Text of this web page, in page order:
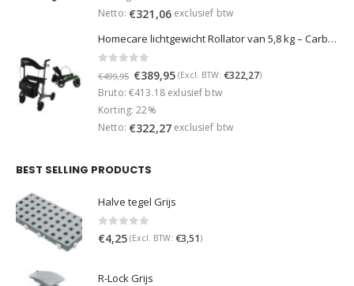
€449,95. €349,95.
Netto: €321,06exclusief btw
Homecare lichtgewicht Rollator van 5,8 kg – Carbon rollator tot 150 kg draaggewicht – Dubbel opvouwbaar en inclusief reistas - Groen
out of 5
€499,95 Oorspronkelijke
prijs
was:
€499,95.
€389,95Huidige
prijs
€389,95.
(Excl. BTW: €322,27)
Bruto: €413.18 exlusief btw
Korting: 22%
Netto: €322,27exclusief btw
BEST SELLING PRODUCTS
Halve tegel Grijs
0 out of 5
€4,25 (Excl. BTW: €3,51)
R-Lock Grijs